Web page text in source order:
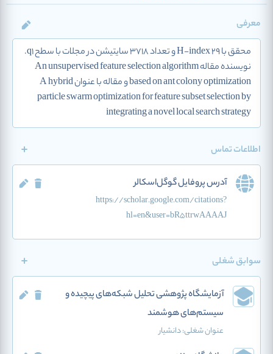
معرفی
محقق با H-index 29 و تعداد 3718 سایتیشن در مجلات با سطح q1.
نویسنده مقاله An unsupervised feature selection algorithm
based on ant colony optimization و مقاله با عنوان A hybrid
particle swarm optimization for feature subset selection by
integrating a novel local search strategy
اطلاعات تماس
آدرس پروفایل گوگل‌اسکالر
https://scholar.google.com/citations?
hl=en&user=bR5ttrwAAAAJ
سوابق شغلی
آزمایشگاه پژوهشی تحلیل شبکه‌های پیچیده و
سیستم‌های هوشمند
عنوان شغلی:دانشیار